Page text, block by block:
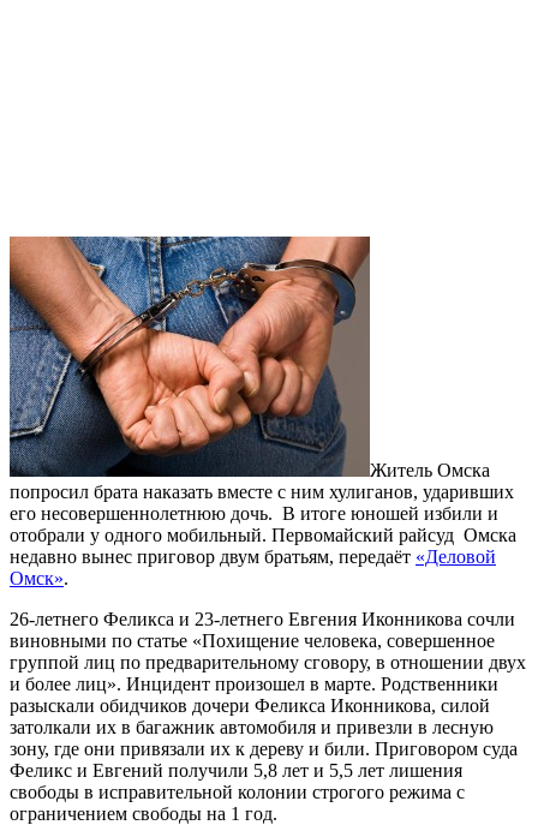
Житель Омска
попросил брата наказать вместе с ним хулиганов, ударивших
его несовершеннолетнюю дочь. В итоге юношей избили и
отобрали у одного мобильный. Первомайский райсуд Омска
недавно вынес приговор двум братьям, передаёт «Деловой
Омск».
26-летнего Феликса и 23-летнего Евгения Иконникова сочли
виновными по статье «Похищение человека, совершенное
группой лиц по предварительному сговору, в отношении двух
и более лиц». Инцидент произошел в марте. Родственники
разыскали обидчиков дочери Феликса Иконникова, силой
затолкали их в багажник автомобиля и привезли в лесную
зону, где они привязали их к дереву и били. Приговором суда
Феликс и Евгений получили 5,8 лет и 5,5 лет лишения
свободы в исправительной колонии строгого режима с
ограничением свободы на 1 год.